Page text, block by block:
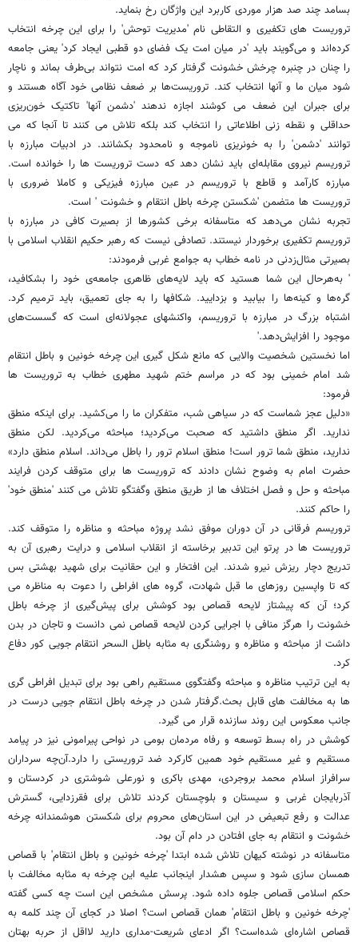
بسامد چند صد هزار موردی کاربرد این واژگان رخ بنماید.
تروریست های تکفیری و التقاطی نام 'مدیریت توحش' را برای این چرخه انتخاب
کرده‌اند و می‌گویند باید 'در میان امت یک فضای دو قطبی ایجاد کرد' یعنی جامعه
را چنان در چنبره چرخش خشونت گرفتار کرد که امت نتواند بی‌طرف بماند و ناچار
شود میان ما و آنها انتخاب کند. تروریست‌ها بر ضعف نظامی خود آگاه هستند و
برای جبران این ضعف می کوشند اجازه ندهند 'دشمن آنها' تاکتیک خون‌ریزی
حداقلی و نقطه زنی اطلاعاتی را انتخاب کند بلکه تلاش می کنند تا آنجا که می
توانند 'دشمن' را به خونریزی ناموجه و نامحدود بکشانند. در ادبیات مبارزه با
تروریسم نیروی مقابله‌ای باید نشان دهد که دست تروریست ها را خوانده است.
مبارزه کارآمد و قاطع با تروریسم در عین مبارزه فیزیکی و کاملا ضروری با
تروریست ها متضمن 'شکستن چرخه باطل انتقام و خشونت ' است.
تجربه نشان می‌دهد که متاسفانه برخی کشورها از بصیرت کافی در مبارزه با
تروریسم تکفیری برخوردار نیستند. تصادفی نیست که رهبر حکیم انقلاب اسلامی با
بصیرتی مثال‌زدنی در نامه خطاب به جوامع غربی فرمودند:
' به‌هرحال این شما هستید که باید لایه‌های ظاهری جامعه‌ی خود را بشکافید،
گره‌ها و کینه‌ها را بیابید و بزدایید. شکافها را به جای تعمیق، باید ترمیم کرد.
اشتباه بزرگ در مبارزه با تروریسم، واکنشهای عجولانه‌ای است که گسست‌های
موجود را افزایش‌دهد.'
اما نخستین شخصیت والایی که مانع شکل گیری این چرخه خونین و باطل انتقام
شد امام خمینی بود که در مراسم ختم شهید مطهری خطاب به تروریست ها
فرمود:
«دلیل عجز شماست که در سیاهی شب، متفکران ما را می‌کشید. برای اینکه منطق
ندارید. اگر منطق داشتید که صحبت می‌کردید؛ مباحثه می‌کردید. لکن منطق
ندارید، منطق شما ترور است! منطق اسلام ترور را باطل می‌داند. اسلام منطق دارد»
حضرت امام به وضوح نشان دادند که تروریست ها برای متوقف کردن فرایند
مباحثه و حل و فصل اختلاف ها از طریق منطق وگفتگو تلاش می کنند 'منطق خود'
را حاکم کنند.
تروریسم فرقانی در آن دوران موفق نشد پروژه مباحثه و مناظره را متوقف کند.
تروریست ها در پرتو این تدبیر برخاسته از انقلاب اسلامی و درایت رهبری آن به
تدریج دچار ریزش نیرو شدند. این افتخار و این حقانیت برای شهید بهشتی بس
که تا واپسین روزهای ما قبل شهادت، گروه های افراطی را دعوت به مناظره می
کرد؛ آن که پیشتاز لایحه قصاص بود کوشش برای پیش‌گیری از چرخه باطل
خشونت را هرگز منافی با اجرایی کردن لایحه قصاص نمی دانست و تاجان در بدن
داشت از مباحثه و مناظره و روشنگری به مثابه باطل السحر انتقام جویی کور دفاع
کرد.
به این ترتیب مناظره و مباحثه وگفتگوی مستقیم راهی بود برای تبدیل افراطی گری
ها به مخالفت های قابل بحث.گرفتار شدن در چرخه باطل انتقام جویی درست در
جانب معکوس این روند سازنده قرار می گیرد.
کوشش در راه بسط توسعه و رفاه مردمان بومی در نواحی پیرامونی نیز در پیامد
مستقیم و غیر مستقیم خود همین کارکرد ضد تروریستی را دارد.آن‌چه سرداران
سرافراز اسلام محمد بروجردی، مهدی باکری و نورعلی شوشتری در کردستان و
آذربایجان غربی و سیستان و بلوچستان کردند تلاش برای فقرزدایی، گسترش
عدالت و رفع تبعیض در این استان‌های محروم برای شکستن هوشمندانه چرخه
خشونت و انتقام به جای افتادن در دام آن بود.
متاسفانه در نوشته کیهان تلاش شده ابتدا 'چرخه خونین و باطل انتقام' با قصاص
همسان سازی شود و سپس هشدار اینجانب علیه این چرخه به مثابه مخالفت با
حکم اسلامی قصاص جلوه داده شود. پرسش مشخص این است چه کسی گفته
'چرخه خونین و باطل انتقام' همان قصاص است؟ اصلا در کجای آن چند کلمه به
قصاص اشاره‌ای شده‌است؟ اگر ادعای شریعت-مداری دارید لااقل از حربه بهتان